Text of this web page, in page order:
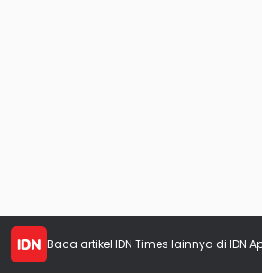
Baca artikel IDN Times lainnya di IDN